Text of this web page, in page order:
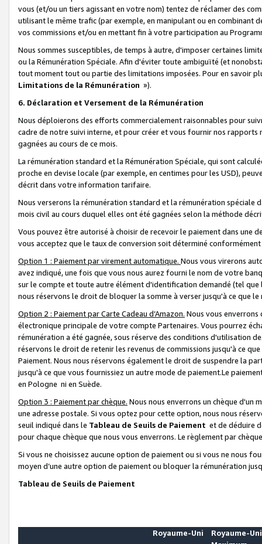
vous (et/ou un tiers agissant en votre nom) tentez de réclamer des
utilisant le même trafic (par exemple, en manipulant ou en combinant
vos commissions et/ou en mettant fin à votre participation au
Nous sommes susceptibles, de temps à autre, d'imposer certaines
ou la Rémunération Spéciale. Afin d'éviter toute ambiguïté (et
tout moment tout ou partie des limitations imposées. Pour en savoir
Limitations de la Rémunération »).
6. Déclaration et Versement de la Rémunération
Nous déploierons des efforts commercialement raisonnables pour
cadre de notre suivi interne, et pour créer et vous fournir nos
gagnées au cours de ce mois.
La rémunération standard et la Rémunération Spéciale, qui sont
proche en devise locale (par exemple, en centimes pour les USD),
décrit dans votre information tarifaire.
Nous verserons la rémunération standard et la rémunération spéciale
mois civil au cours duquel elles ont été gagnées selon la méthode
Vous pouvez être autorisé à choisir de recevoir le paiement dans une
vous acceptez que le taux de conversion soit déterminé
Option 1 : Paiement par virement automatique. Nous vous virerons
avez indiqué, une fois que vous nous aurez fourni le nom de votre
sur le compte et toute autre élément d'identification demandé (tel que
nous réservons le droit de bloquer la somme à verser jusqu'à ce que
Option 2 : Paiement par Carte Cadeau d’Amazon. Nous vous
électronique principale de votre compte Partenaires. Vous pourrez
rémunération a été gagnée, sous réserve des conditions d'utilisation
réservons le droit de retenir les revenus de commissions jusqu'à ce
Paiement. Nous nous réservons également le droit de suspendre la
jusqu'à ce que vous fournissiez un autre mode de paiement.Le
en Pologne ni en Suède.
Option 3 : Paiement par chèque. Nous nous enverrons un chèque d'un
une adresse postale. Si vous optez pour cette option, nous nous
seuil indiqué dans le Tableau de Seuils de Paiement et de déduire
pour chaque chèque que nous vous enverrons. Le règlement par
Si vous ne choisissez aucune option de paiement ou si vous ne nous
moyen d’une autre option de paiement ou bloquer la rémunération
Tableau de Seuils de Paiement
Royaume-Uni
Royaume-Uni